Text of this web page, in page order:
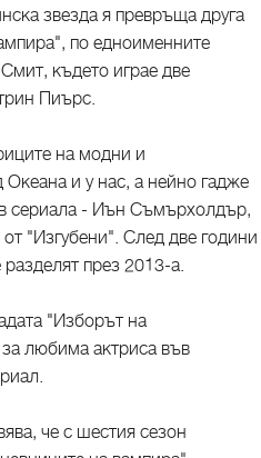
звезда я превръща друга
по едноименните
където играе две
Пиърс.
на модни и
и у нас, а нейно гадже
сериала - Иън Съмърхолдър,
"Изгубени". След две години
през 2013-а.
"Изборът на
любима актриса във
че с шестия сезон